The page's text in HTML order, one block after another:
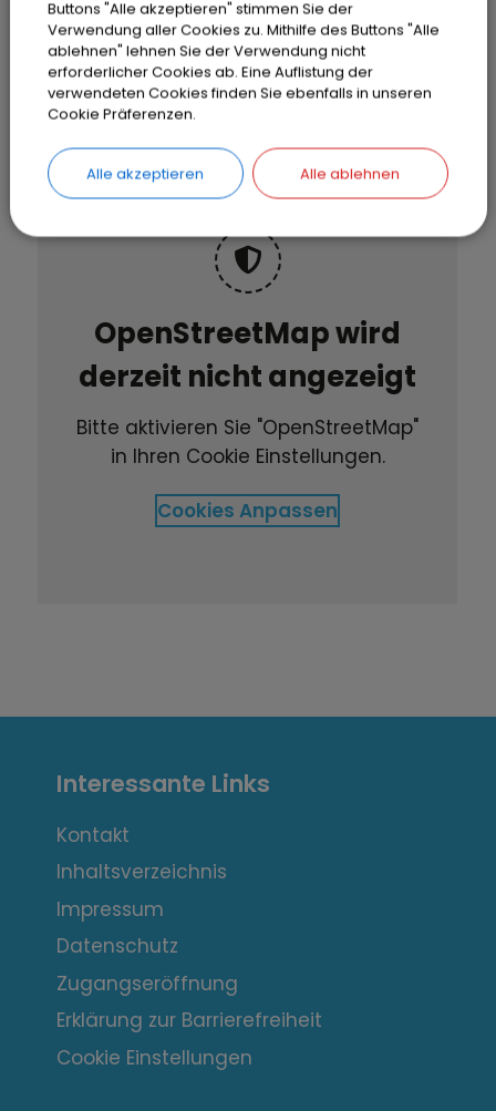
Termine
07.10.2026 18:00‐ 20:30Uhr
OpenStreetMap wird
derzeit nicht angezeigt
Bitte aktivieren Sie "OpenStreetMap"
in Ihren Cookie Einstellungen.
Cookies Anpassen
I
n
t
e
r
e
s
s
Interessante Links
Kontakt
Inhaltsverzeichnis
Impressum
Datenschutz
Zugangseröffnung
Erklärung zur Barrierefreiheit
Cookie Einstellungen
Buttons "Alle akzeptieren" stimmen Sie der
Verwendung aller Cookies zu. Mithilfe des Buttons "Alle
ablehnen" lehnen Sie der Verwendung nicht
erforderlicher Cookies ab. Eine Auflistung der
verwendeten Cookies finden Sie ebenfalls in unseren
Cookie Präferenzen.
Alle akzeptieren Alle ablehnen